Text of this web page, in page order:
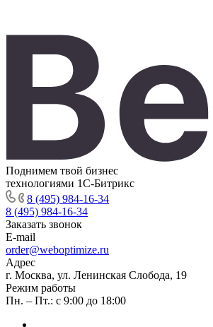
Поднимем твой бизнес
технологиями 1С-Битрикс
8 (495) 984-16-34
8 (495) 984-16-34
Заказать звонок
E-mail
order@weboptimize.ru
Адрес
г. Москва, ул. Ленинская Слобода, 19
Режим работы
Пн. – Пт.: с 9:00 до 18:00